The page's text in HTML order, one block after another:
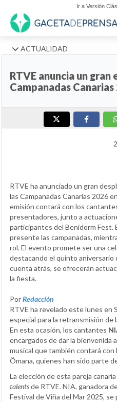
Ir a Versión
ACTUALIDAD
RTVE anuncia un
Campanadas
RTVE ha anunciado un gran
las Campanadas Canarias 2026
emisión contará con los
presentadores, junto a
participantes del Benidorm Fest.
presente las campanadas,
rol. El evento promete ser una
destacando el quinto aniversario
cuenta atrás, se ofrecerán
la fiesta.
PorRedacción
RTVE ha revelado este lunes en
especial para la retransmisión de
En esta ocasión, los cantantes
encargados de dar la bienvenida
musical que también contará
Ömana, quienes han sido parte
La elección de esta pareja
talentsde RTVE. NIA, ganadora
Festival de Viña del Mar 2025,